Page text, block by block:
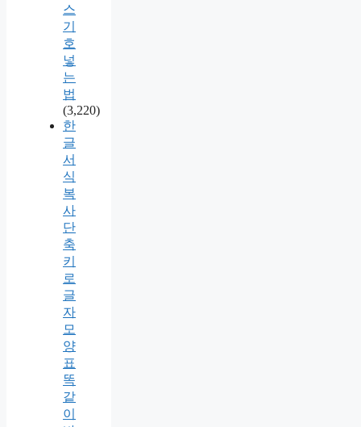
스
기
호
넣
는
법
(3,220)
한
글
서
식
복
사
단
축
키
로
글
자
모
양
표
똑
같
이